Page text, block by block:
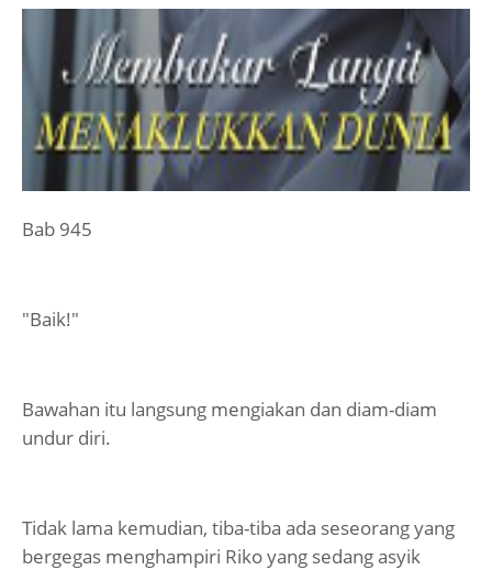
Bab 945
"Baik!"
Bawahan itu langsung mengiakan dan diam-diam
undur diri.
Tidak lama kemudian, tiba-tiba ada seseorang yang
bergegas menghampiri Riko yang sedang asyik